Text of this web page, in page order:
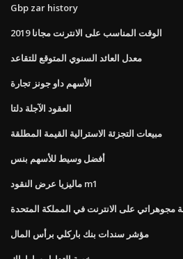
Gbp zar history
الوقت المناسب على الانترنت مجانا 2019
معدل العائد السنوي المتوقع للتقاعد
الأسهم داو جونز تجارة
العقود الآجلة دلتا
مبيعات التجزئة الاسترالية القيمة المطلقة
أفضل وسيط للأسهم بنس
ماليزيا عرض النقود m1
مجوهراتي على الانترنت في المملكة المتحدة
مؤشر سندات بنك باركلي برأس المال